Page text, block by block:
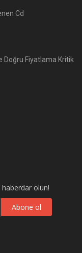
Cd
Doğru Fiyatlama Kritik
olun!
Abone ol